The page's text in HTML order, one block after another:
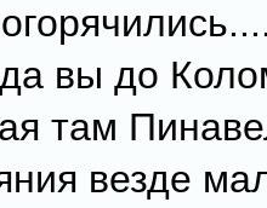
вы до
там
везде